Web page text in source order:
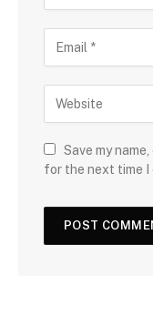
Save my
for the next time I